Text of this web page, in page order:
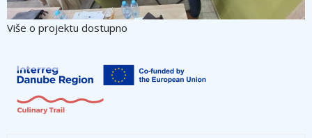
Više o projektu dostupno